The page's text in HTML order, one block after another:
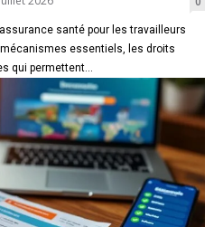
santé pour les travailleurs
essentiels, les droits
qui permettent...